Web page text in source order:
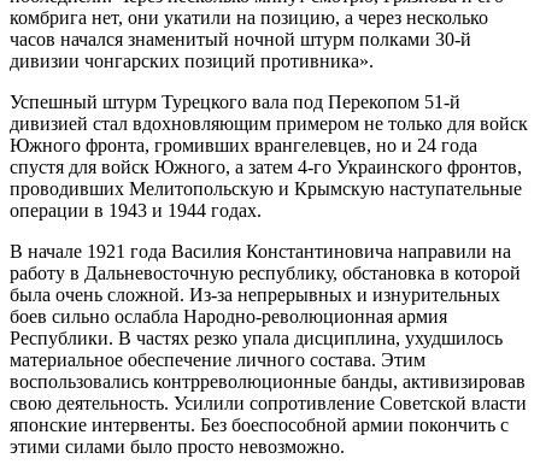
комбрига нет, они укатили на позицию, а через несколько
часов начался знаменитый ночной штурм полками 30-й
дивизии чонгарских позиций противника».
Успешный штурм Турецкого вала под Перекопом 51-й
дивизией стал вдохновляющим примером не только для войск
Южного фронта, громивших врангелевцев, но и 24 года
спустя для войск Южного, а затем 4-го Украинского фронтов,
проводивших Мелитопольскую и Крымскую наступательные
операции в 1943 и 1944 годах.
В начале 1921 года Василия Константиновича направили на
работу в Дальневосточную республику, обстановка в которой
была очень сложной. Из-за непрерывных и изнурительных
боев сильно ослабла Народно-революционная армия
Республики. В частях резко упала дисциплина, ухудшилось
материальное обеспечение личного состава. Этим
воспользовались контрреволюционные банды, активизировав
свою деятельность. Усилили сопротивление Советской власти
японские интервенты. Без боеспособной армии покончить с
этими силами было просто невозможно.